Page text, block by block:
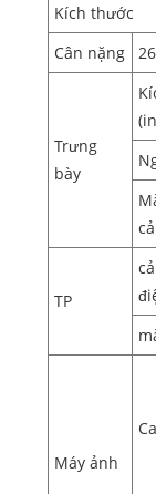
Kích thước
Cân nặng
Trưng
bày
TP
Máy ảnh